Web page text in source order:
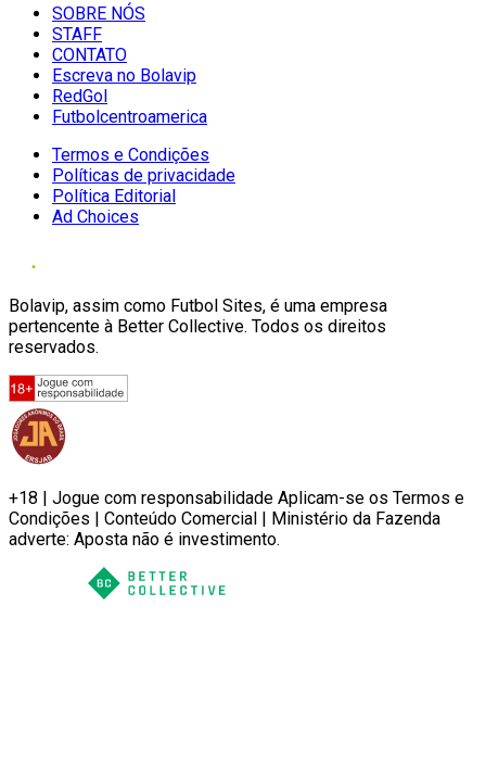
SOBRE NÓS
STAFF
CONTATO
Escreva no Bolavip
RedGol
Futbolcentroamerica
Termos e Condições
Políticas de privacidade
Política Editorial
Ad Choices
Bolavip, assim como Futbol Sites, é uma empresa
pertencente à Better Collective. Todos os direitos
reservados.
+18 | Jogue com responsabilidade Aplicam-se os Termos e
Condições | Conteúdo Comercial | Ministério da Fazenda
adverte: Aposta não é investimento.